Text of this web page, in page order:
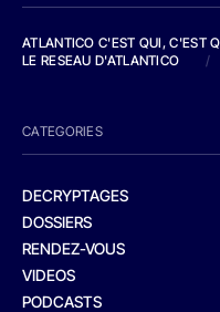
ATLANTICO C'EST QUI, C'EST
LE RESEAU D'ATLANTICO
/
CATEGORIES
DECRYPTAGES
DOSSIERS
RENDEZ-VOUS
VIDEOS
PODCASTS